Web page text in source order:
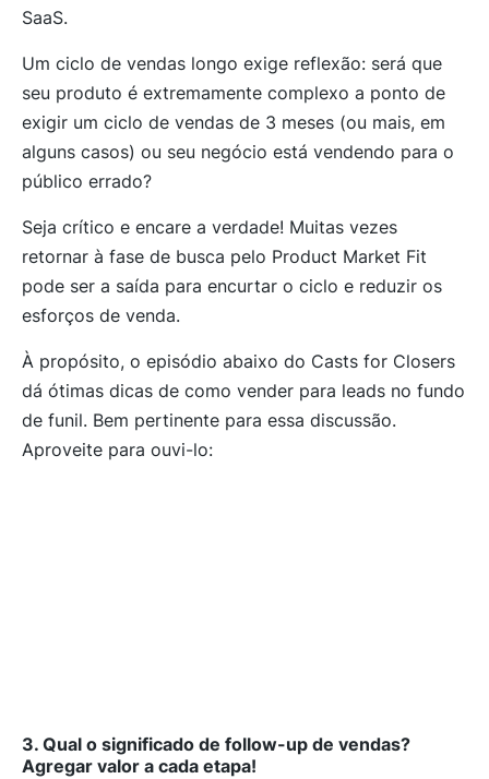
SaaS.
Um ciclo de vendas longo exige reflexão: será que
seu produto é extremamente complexo a ponto de
exigir um ciclo de vendas de 3 meses (ou mais, em
alguns casos) ou seu negócio está vendendo para o
público errado?
Seja crítico e encare a verdade! Muitas vezes
retornar à fase de busca pelo Product Market Fit
pode ser a saída para encurtar o ciclo e reduzir os
esforços de venda.
À propósito, o episódio abaixo do Casts for Closers
dá ótimas dicas de como vender para leads no fundo
de funil. Bem pertinente para essa discussão.
Aproveite para ouvi-lo:
3. Qual o significado de follow-up de vendas?
Agregar valor a cada etapa!